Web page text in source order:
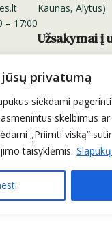
privatumą
siekdami
skelbimus
„Priimti viską“
taisyklėmis.
– 17:00
Kaunas, Alytus)
Užsakymai į
el. paštu:
Visos teisės
™ Charme Gel ™
draudžiama